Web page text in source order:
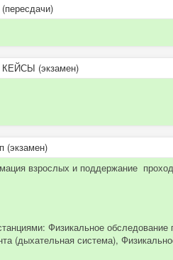
КЕЙСЫ (экзамен)
(экзамен)
взрослых и поддержание
Физикальное обследование
(дыхательная система),